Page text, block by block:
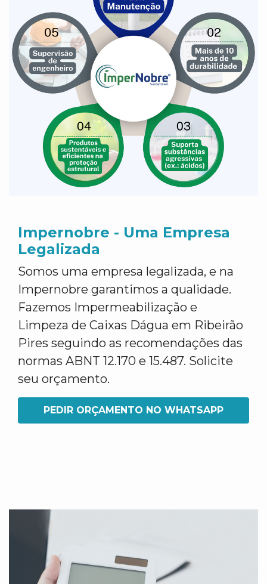
Impernobre - Uma Empresa
Legalizada
Somos uma empresa legalizada, e na
Impernobre garantimos a qualidade.
Fazemos Impermeabilização e
Limpeza de Caixas Dágua em Ribeirão
Pires seguindo as recomendações das
normas ABNT 12.170 e 15.487. Solicite
seu orçamento.
PEDIR ORÇAMENTO NO WHATSAPP